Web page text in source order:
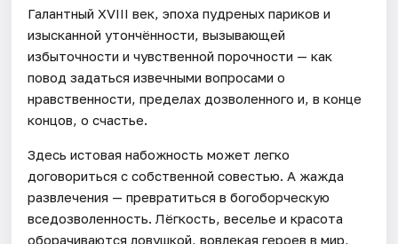
Галантный XVIII век, эпоха пудреных париков и
изысканной утончённости, вызывающей
избыточности и чувственной порочности — как
повод задаться извечными вопросами о
нравственности, пределах дозволенного и, в конце
концов, о счастье.
Здесь истовая набожность может легко
договориться с собственной совестью. А жажда
развлечения — превратиться в богоборческую
вседозволенность. Лёгкость, веселье и красота
оборачиваются ловушкой, вовлекая героев в мир,